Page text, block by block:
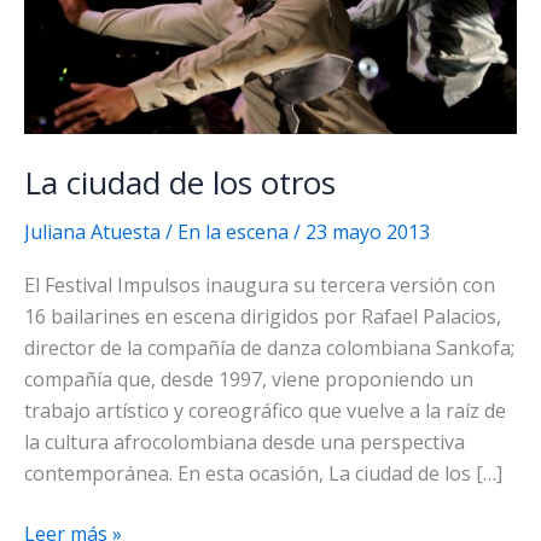
La ciudad de los otros
Juliana Atuesta / En la escena / 23 mayo 2013
El Festival Impulsos inaugura su tercera versión con
16 bailarines en escena dirigidos por Rafael Palacios,
director de la compañía de danza colombiana Sankofa;
compañía que, desde 1997, viene proponiendo un
trabajo artístico y coreográfico que vuelve a la raíz de
la cultura afrocolombiana desde una perspectiva
contemporánea. En esta ocasión, La ciudad de los […]
La
Leer más »